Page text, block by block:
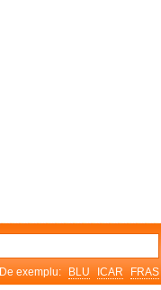
De exemplu: BLU ICAR FRAS